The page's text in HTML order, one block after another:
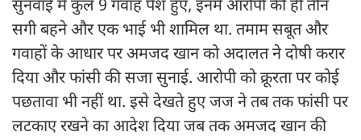
सुनवाई में कुल 9 गवाह पेश हुए, इनमें आरोपी की ही तीन
सगी बहने और एक भाई भी शामिल था. तमाम सबूत और
गवाहों के आधार पर अमजद खान को अदालत ने दोषी करार
दिया और फांसी की सजा सुनाई. आरोपी को क्रूरता पर कोई
पछतावा भी नहीं था. इसे देखते हुए जज ने तब तक फांसी पर
लटकाए रखने का आदेश दिया जब तक अमजद खान की